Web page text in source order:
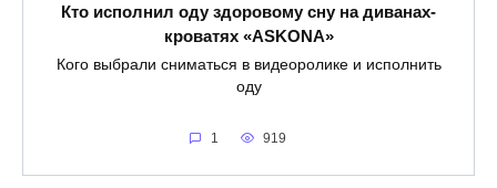
Кто исполнил оду здоровому сну на диванах-
кроватях «ASKONA»
Кого выбрали сниматься в видеоролике и исполнить
оду
1 919